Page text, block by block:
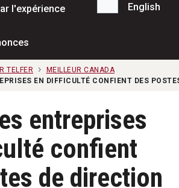
l'expérience
Recherche...
English
TELFER
MEILLEUR CANADA
EN DIFFICULTÉ CONFIENT DES
entreprises
confient
de direction